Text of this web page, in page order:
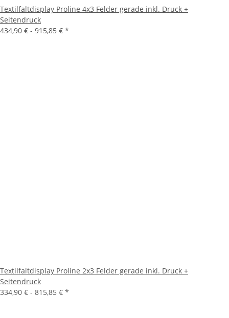
Textilfaltdisplay Proline 4x3 Felder gerade inkl. Druck +
Seitendruck
434,90 € - 915,85 € *
Textilfaltdisplay Proline 2x3 Felder gerade inkl. Druck +
Seitendruck
334,90 € - 815,85 € *